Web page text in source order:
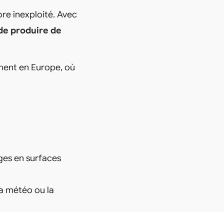
inexploité. Avec
produire de
en Europe, où
en surfaces
météo ou la